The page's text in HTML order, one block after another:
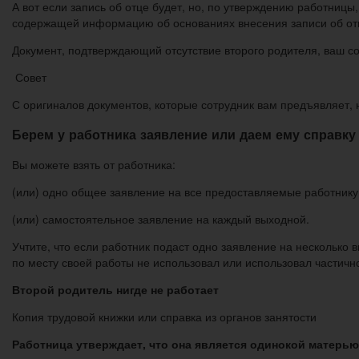
А вот если запись об отце будет, но, по утверждению
содержащей информацию об основаниях внесения записи об
Документ, подтверждающий отсутствие второго родителя, ваш
Совет
С оригиналов документов, которые сотрудник вам
Берем у работника заявление или даем ему
Вы можете взять от работника:
(или) одно общее заявление на все предоставляемые
(или) самостоятельное заявление на каждый выходной.
Учтите, что если работник подаст одно заявление на
по месту своей работы не использовал или использовал
Второй родитель нигде не работает
Копия трудовой книжки или справка из органов занятости
Работница утверждает, что она является одинокой матерью